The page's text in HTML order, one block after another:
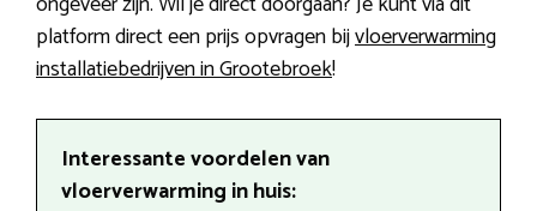
platform direct een prijs opvragen bijvloerverwarming
installatiebedrijven in Grootebroek!
Interessante voordelen van
vloerverwarming in huis: